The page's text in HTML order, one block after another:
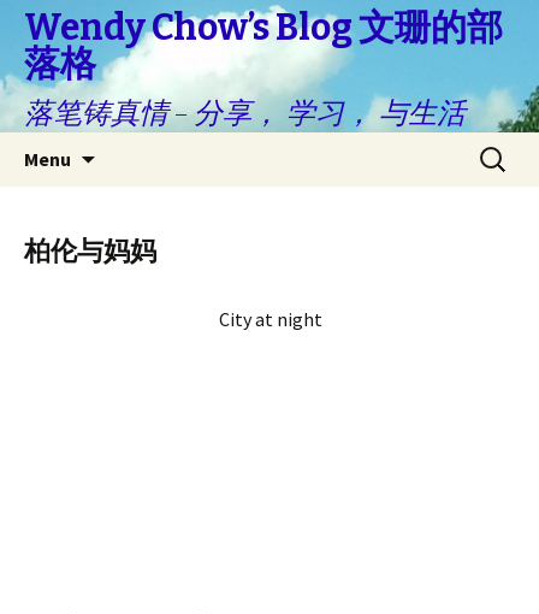
Wendy Chow’s Blog 文珊的部
落格
落笔铸真情 – 分享， 学习， 与生活
Menu
Search
for:
柏伦与妈妈
City at night